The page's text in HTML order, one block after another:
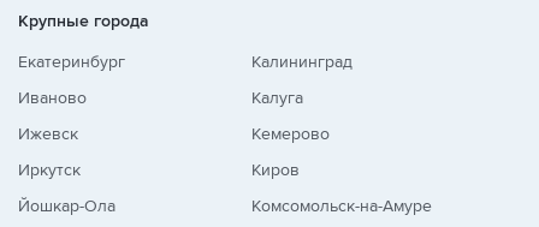
Крупные города
Екатеринбург
Иваново
Ижевск
Иркутск
Йошкар-Ола
Калининград
Калуга
Кемерово
Киров
Комсомольск-на-Амуре